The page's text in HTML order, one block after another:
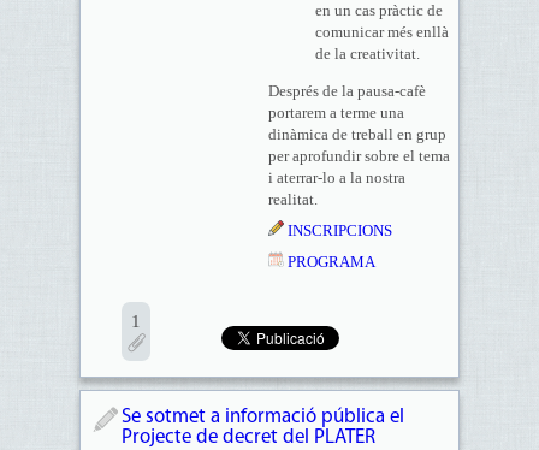
en un cas pràctic de
comunicar més enllà
de la creativitat.
Després de la pausa-cafè
portarem a terme una
dinàmica de treball en grup
per aprofundir sobre el tema
i aterrar-lo a la nostra
realitat.
INSCRIPCIONS
PROGRAMA
1
Se sotmet a informació pública el
Projecte de decret del PLATER